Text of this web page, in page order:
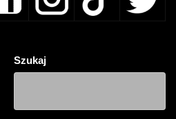
Szukaj